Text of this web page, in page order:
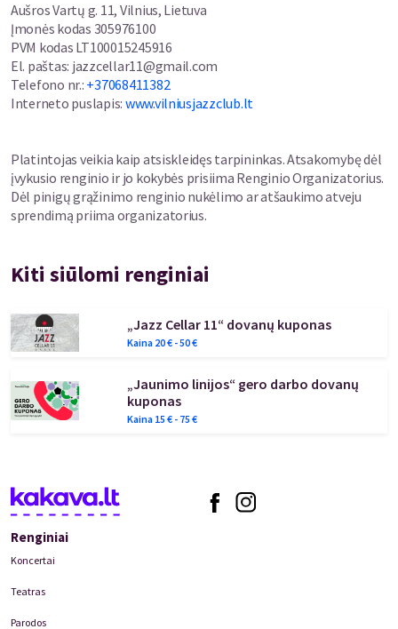
Aušros Vartų g. 11, Vilnius, Lietuva
Įmonės kodas 305976100
PVM kodas LT100015245916
El. paštas: jazzcellar11@gmail.com
Telefono nr.: +37068411382
Interneto puslapis: www.vilniusjazzclub.lt
Platintojas veikia kaip atsiskleidęs tarpininkas. Atsakomybę dėl
įvykusio renginio ir jo kokybės prisiima Renginio Organizatorius.
Dėl pinigų grąžinimo renginio nukėlimo ar atšaukimo atveju
sprendimą priima organizatorius.
Kiti siūlomi renginiai
„Jazz Cellar 11“ dovanų kuponas
Kaina 20€ -50€
„Jaunimo linijos“ gero darbo dovanų
kuponas
Kaina 15 € - 75 €
Renginiai
Koncertai
Teatras
Parodos